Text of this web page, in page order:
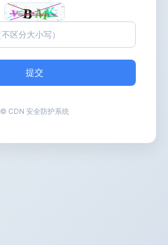
提交
© CDN 安全防护系统